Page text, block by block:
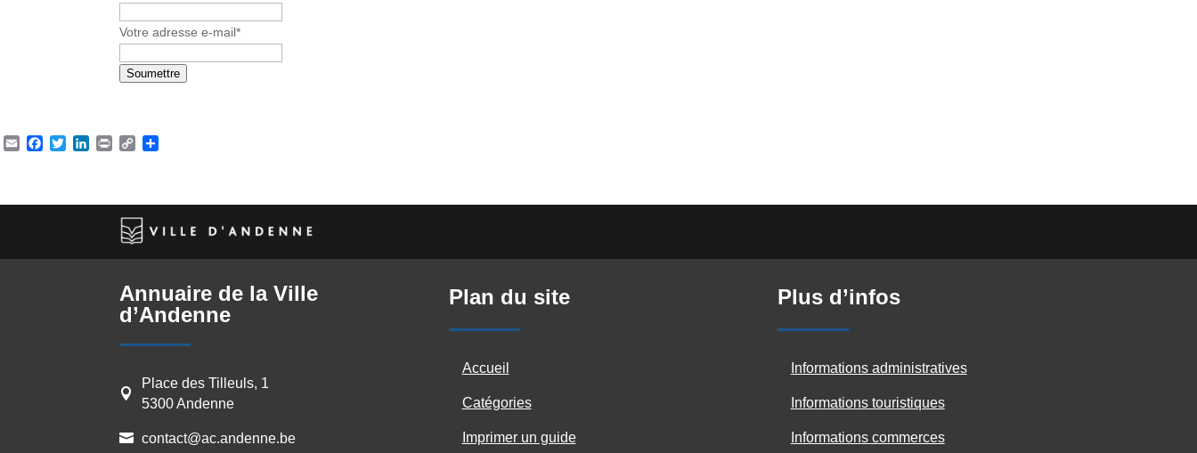
Votre adresse e-mail*
Soumettre
o
n
u
m
b
r
*
EmailFacebook
TwitterLinkedIn
Print Copy
Annuaire de la Ville
d’Andenne

Place des Tilleuls, 1
5300 Andenne
 contact@ac.andenne.be
Plan du site
Accueil
Catégories
Imprimer un guide
Plus d’infos
Informations administratives
Informations touristiques
Informations commerces